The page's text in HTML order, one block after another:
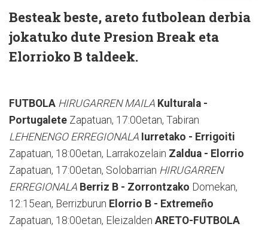
Besteak beste, areto futbolean derbia
jokatuko dute Presion Break eta
Elorrioko B taldeek.
FUTBOLA HIRUGARREN MAILA Kulturala -
Portugalete Zapatuan, 17:00etan, Tabiran
LEHENENGO ERREGIONALA Iurretako - Errigoiti
Zapatuan, 18:00etan, Larrakozelain Zaldua - Elorrio
Zapatuan, 17:00etan, Solobarrian HIRUGARREN
ERREGIONALA Berriz B - Zorrontzako Domekan,
12:15ean, Berrizburun Elorrio B - Extremeño
Zapatuan, 18:00etan, Eleizalden ARETO-FUTBOLA